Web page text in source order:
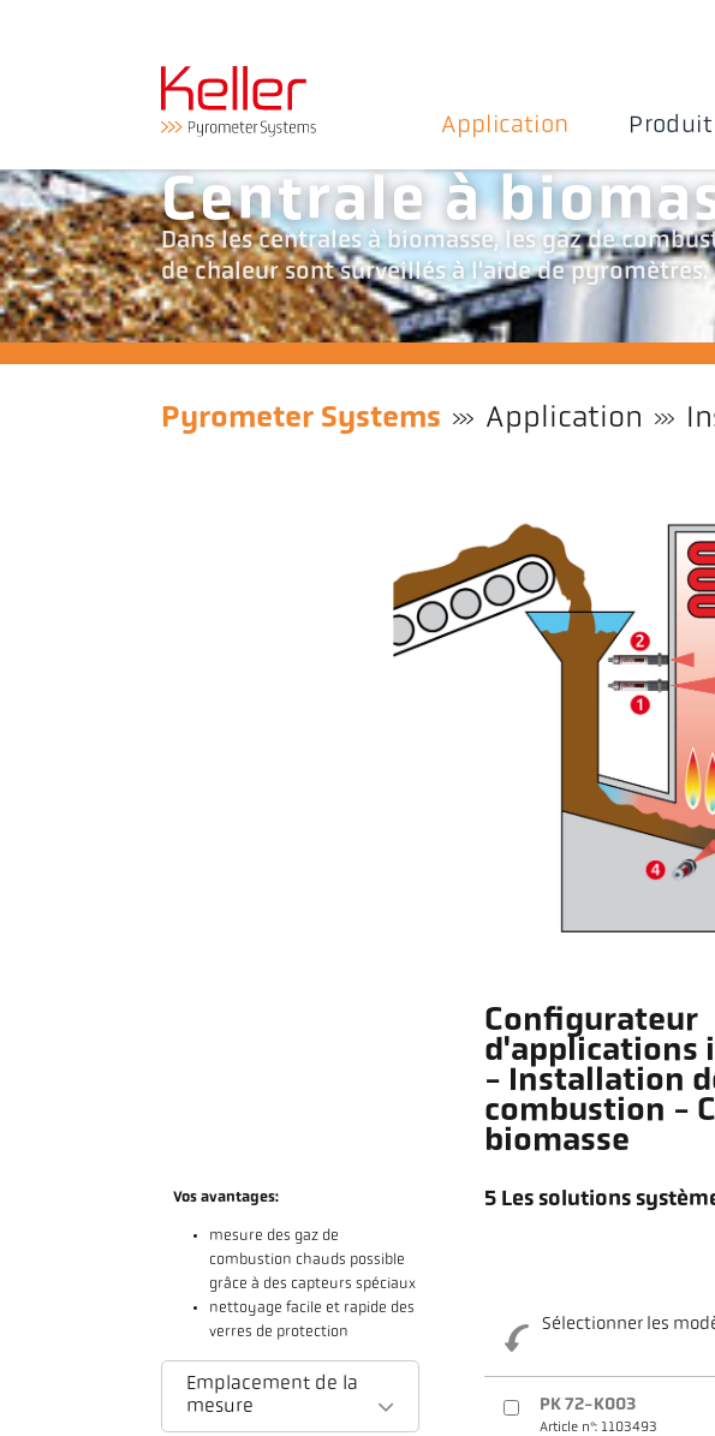
Application Produit
Centrale à
Dans les centrales à biomasse, les gaz de
de chaleur sont surveillés à l'aide de pyromètres.
Pyrometer Systems Application
Configurateur
d'applications
- Installation
combustion -
biomasse
Vos avantages:
mesure des gaz de
combustion chauds possible
grâce à des capteurs spéciaux
nettoyage facile et rapide des
verres de protection
Emplacement de la
mesure
5 Les solutions
Sélectionner les
PK 72-K003
Article n°: 1103493